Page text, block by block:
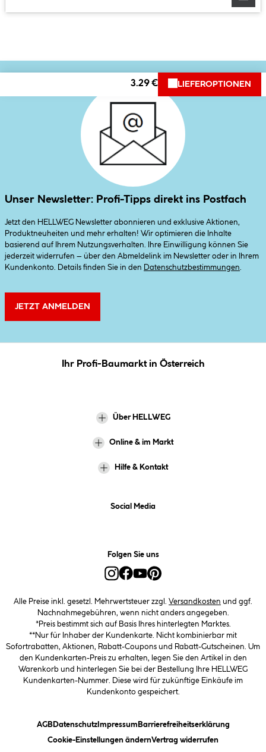
3.29 € LIEFEROPTIONEN
Unser Newsletter: Profi-Tipps direkt ins Postfach
Jetzt den HELLWEG Newsletter abonnieren und exklusive Aktionen,
Produktneuheiten und mehr erhalten! Wir optimieren die Inhalte
basierend auf Ihrem Nutzungsverhalten. Ihre Einwilligung können Sie
jederzeit widerrufen – über den Abmeldelink im Newsletter oder in Ihrem
Kundenkonto. Details finden Sie in den
Datenschutzbestimmungen
JETZT ANMELDEN
Ihr Profi-Baumarkt in Österreich
Über HELLWEG
Online & im Markt
Hilfe & Kontakt
Social Media
Folgen Sie uns
Alle Preise inkl. gesetzl. Mehrwertsteuer zzgl. Versandkosten und ggf.
Nachnahmegebühren, wenn nicht anders angegeben.
*Preis bestimmt sich auf Basis Ihres hinterlegten Marktes.
**Nur für Inhaber der Kundenkarte. Nicht kombinierbar mit
Sofortrabatten, Aktionen, Rabatt-Coupons und Rabatt-Gutscheinen. Um
den Kundenkarten-Preis zu erhalten, legen Sie den Artikel in den
Warenkorb und hinterlegen Sie bei der Bestellung Ihre HELLWEG
Kundenkarten-Nummer. Diese wird für zukünftige Einkäufe im
Kundenkonto gespeichert.
AGB(öffnet ein Dialogfeld)
Datenschutz(öffnet ein Dialogfeld)
Impressum(öffnet ein Dialogfeld)
Barrierefreiheitserklärung(öffnet
Cookie-Einstellungen ändern(öffnet ein Dialogfeld)
Vertrag widerrufen